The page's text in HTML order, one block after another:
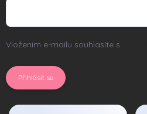
Vložením e-mailu souhlasíte s
Přihlásit se